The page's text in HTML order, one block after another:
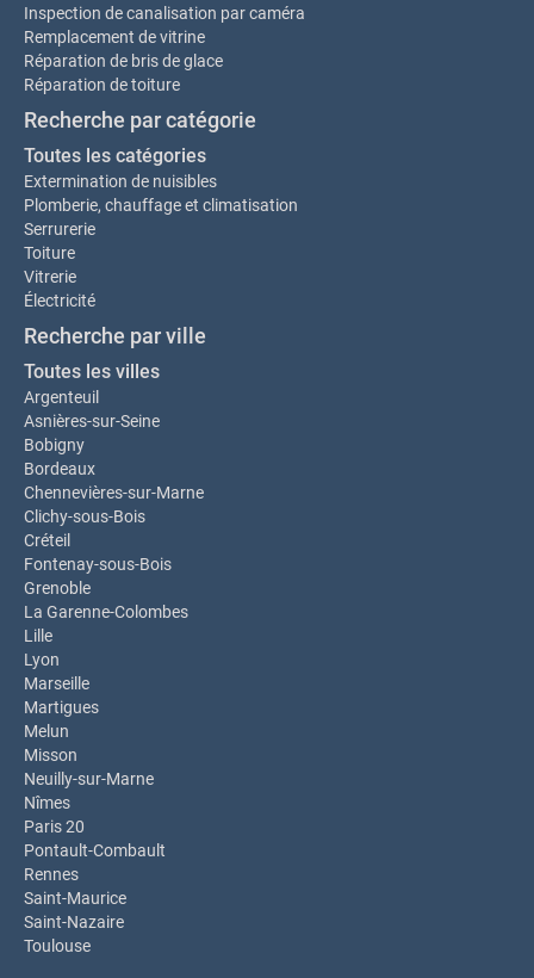
Inspection de canalisation par caméra
Remplacement de vitrine
Réparation de bris de glace
Réparation de toiture
Recherche par catégorie
Toutes les catégories
Extermination de nuisibles
Plomberie, chauffage et climatisation
Serrurerie
Toiture
Vitrerie
Électricité
Recherche par ville
Toutes les villes
Argenteuil
Asnières-sur-Seine
Bobigny
Bordeaux
Chennevières-sur-Marne
Clichy-sous-Bois
Créteil
Fontenay-sous-Bois
Grenoble
La Garenne-Colombes
Lille
Lyon
Marseille
Martigues
Melun
Misson
Neuilly-sur-Marne
Nîmes
Paris 20
Pontault-Combault
Rennes
Saint-Maurice
Saint-Nazaire
Toulouse